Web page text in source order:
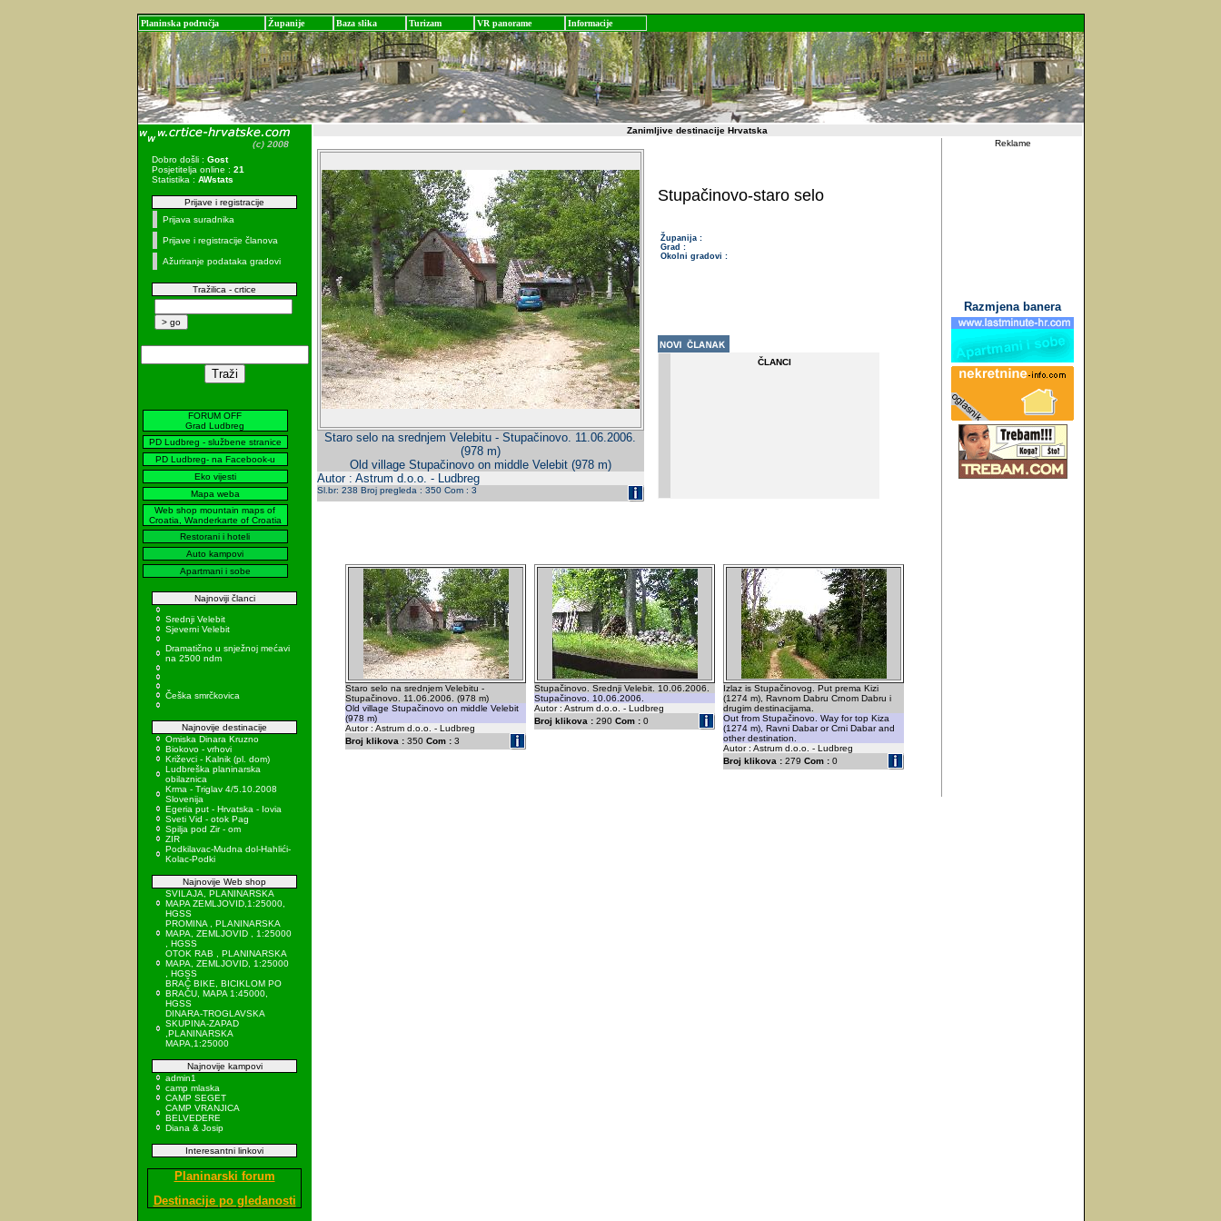
Planinska područja Županije Baza slika Turizam VR panorame Informacije
Dobro došli : Gost
Posjetitelja online : 21
Statistika : AWstats
Prijave i registracije
Prijava suradnika
Prijave i registracije članova
Ažuriranje podataka gradovi
Tražilica - crtice
FORUM OFF
Grad Ludbreg
PD Ludbreg - službene stranice
PD Ludbreg- na Facebook-u
Eko vijesti
Mapa weba
Web shop mountain maps of
Croatia, Wanderkarte of Croatia
Restorani i hoteli
Auto kampovi
Apartmani i sobe
Najnoviji članci
Srednji Velebit
Sjeverni Velebit
Dramatično u snježnoj mećavi
na 2500 ndm
Češka smrčkovica
Najnovije destinacije
Omiska Dinara Kruzno
Biokovo - vrhovi
Križevci - Kalnik (pl. dom)
Ludbreška planinarska
obilaznica
Krma - Triglav 4/5.10.2008
Slovenija
Egeria put - Hrvatska - Iovia
Sveti Vid - otok Pag
Spilja pod Zir - om
ZIR
Podkilavac-Mudna dol-Hahlići-
Kolac-Podki
Najnovije Web shop
SVILAJA, PLANINARSKA
MAPA ZEMLJOVID,1:25000,
HGSS
PROMINA , PLANINARSKA
MAPA, ZEMLJOVID , 1:25000
, HGSS
OTOK RAB , PLANINARSKA
MAPA, ZEMLJOVID, 1:25000
, HGSS
BRAČ BIKE, BICIKLOM PO
BRAČU, MAPA 1:45000,
HGSS
DINARA-TROGLAVSKA
SKUPINA-ZAPAD
,PLANINARSKA
MAPA,1:25000
Najnovije kampovi
admin1
camp mlaska
CAMP SEGET
CAMP VRANJICA
BELVEDERE
Diana & Josip
Interesantni linkovi
Planinarski forum
Destinacije po gledanosti
Zanimljive destinacije Hrvatska
Staro selo na srednjem Velebitu - Stupačinovo. 11.06.2006.
(978 m)
Old village Stupačinovo on middle Velebit (978 m)
Autor : Astrum d.o.o. - Ludbreg
Sl.br: 238 Broj pregleda : 350 Com : 3
Stupačinovo-staro selo
Županija :
Grad :
Okolni gradovi :
ČLANCI
Staro selo na srednjem Velebitu -
Stupačinovo. 11.06.2006. (978 m)
Old village Stupačinovo on middle Velebit
(978 m)
Autor : Astrum d.o.o. - Ludbreg
Broj klikova : 350 Com : 3
Stupačinovo. Srednji Velebit. 10.06.2006.
Stupačinovo. 10.06.2006.
Autor : Astrum d.o.o. - Ludbreg
Broj klikova : 290 Com : 0
Izlaz is Stupačinovog. Put prema Kizi
(1274 m), Ravnom Dabru Crnom Dabru i
drugim destinacijama.
Out from Stupačinovo. Way for top Kiza
(1274 m), Ravni Dabar or Crni Dabar and
other destination.
Autor : Astrum d.o.o. - Ludbreg
Broj klikova : 279 Com : 0
Reklame
Razmjena banera